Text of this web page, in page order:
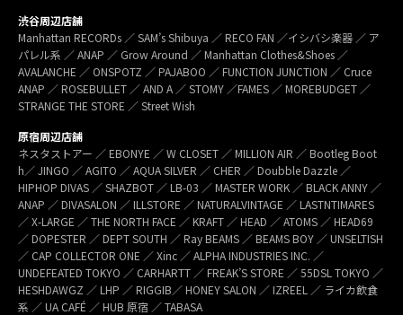
渋谷周辺店舗
Manhattan RECORDs ／ SAM’s Shibuya ／ RECO FAN ／イシバシ楽器 ／ ア
パレル系 ／ ANAP ／ Grow Around ／ Manhattan Clothes&Shoes ／
AVALANCHE ／ ONSPOTZ ／ PAJABOO ／ FUNCTION JUNCTION ／ Cruce
ANAP ／ ROSEBULLET ／ AND A ／ STOMY ／FAMES ／ MOREBUDGET ／
STRANGE THE STORE ／ Street Wish
原宿周辺店舗
ネスタストアー ／ EBONYE ／ W CLOSET ／ MILLION AIR ／ Bootleg Boot
h／ JINGO ／ AGITO ／ AQUA SILVER ／ CHER ／ Doubble Dazzle ／
HIPHOP DIVAS ／ SHAZBOT ／ LB-03 ／ MASTER WORK ／ BLACK ANNY ／
ANAP ／ DIVASALON ／ ILLSTORE ／ NATURALVINTAGE ／ LASTNTIMARES
／ X-LARGE ／ THE NORTH FACE ／ KRAFT ／ HEAD ／ ATOMS ／ HEAD69
／ DOPESTER ／ DEPT SOUTH ／ Ray BEAMS ／ BEAMS BOY ／ UNSELTISH
／ CAP COLLECTOR ONE ／ Xinc ／ ALPHA INDUSTRIES INC. ／
UNDEFEATED TOKYO ／ CARHARTT ／ FREAK’S STORE ／ 55DSL TOKYO ／
HESHDAWGZ ／ LHP ／ RIGGIB／ HONEY SALON ／ IZREEL ／ ライカ飲食
系 ／ UA CAFÉ ／ HUB 原宿 ／ TABASA